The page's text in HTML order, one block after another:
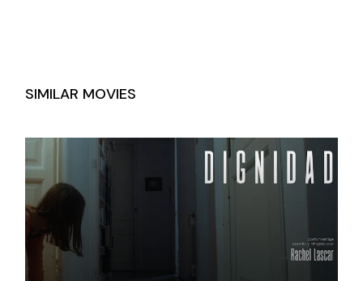
SIMILAR MOVIES